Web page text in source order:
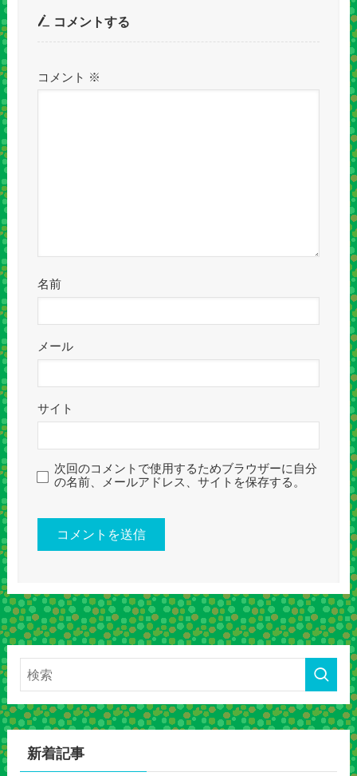
コメントする
コメント ※
名前
メール
サイト
次回のコメントで使用するためブラウザーに自分
の名前、メールアドレス、サイトを保存する。
新着記事